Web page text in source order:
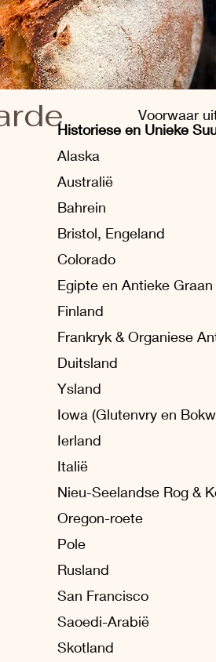
Voorwaar
Historiese en Unieke
Alaska
Australië
Bahrein
Bristol, Engeland
Colorado
Egipte en Antieke
Finland
Frankryk & Organiese
Duitsland
Ysland
Iowa (Glutenvry en
Ierland
Italië
Nieu-Seelandse Rog &
Oregon-roete
Pole
Rusland
San Francisco
Saoedi-Arabië
Skotland